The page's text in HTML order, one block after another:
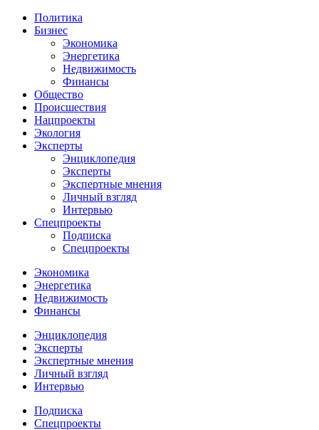
Политика
Бизнес
Экономика
Энергетика
Недвижимость
Финансы
Общество
Происшествия
Нацпроекты
Экология
Эксперты
Энциклопедия
Эксперты
Экспертные мнения
Личный взгляд
Интервью
Спецпроекты
Подписка
Спецпроекты
Экономика
Энергетика
Недвижимость
Финансы
Энциклопедия
Эксперты
Экспертные мнения
Личный взгляд
Интервью
Подписка
Спецпроекты